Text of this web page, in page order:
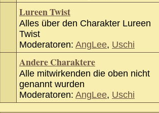
Lureen Twist
Alles über den Charakter Lureen
Twist
Moderatoren: AngLee, Uschi
Andere Charaktere
Alle mitwirkenden die oben nicht
genannt wurden
Moderatoren: AngLee, Uschi